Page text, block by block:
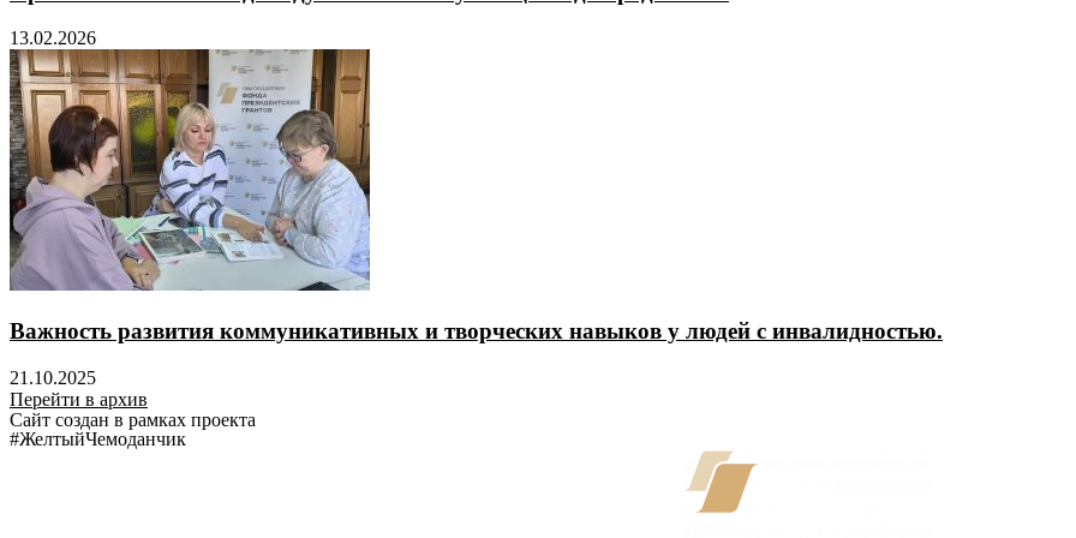
13.02.2026
Важность развития коммуникативных и творческих навыков у людей с инвалидностью.
21.10.2025
Перейти в архив
Сайт создан в рамках проекта
#ЖелтыйЧемоданчик